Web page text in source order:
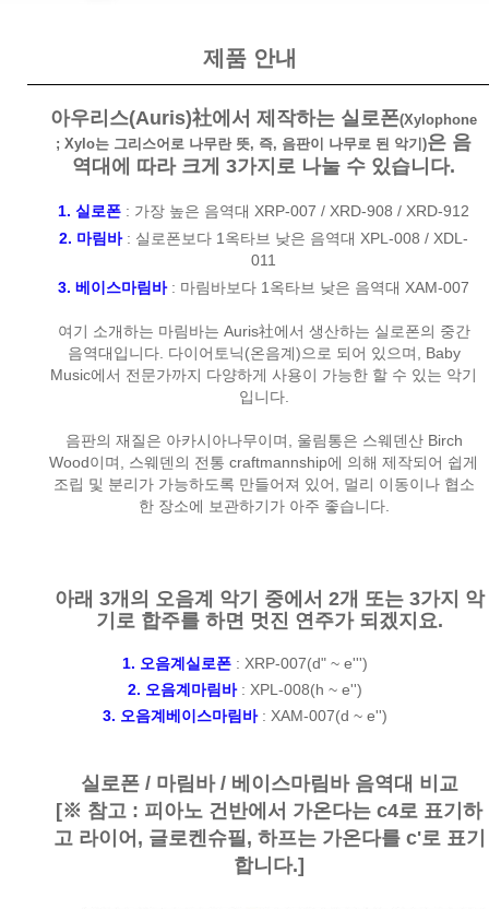
제품 안내
아우리스(Auris)社에서 제작하는 실로폰(Xylophone
; Xylo는 그리스어로 나무란 뜻, 즉, 음판이 나무로 된 악기)은 음
역대에 따라 크게 3가지로 나눌 수 있습니다.
1. 실로폰 : 가장 높은 음역대 XRP-007 / XRD-908 / XRD-912
2. 마림바: 실로폰보다 1옥타브 낮은 음역대 XPL-008 / XDL-
011
3. 베이스마림바: 마림바보다 1옥타브 낮은 음역대 XAM-007
여기 소개하는 마림바는 Auris社에서 생산하는 실로폰의 중간
음역대입니다. 다이어토닉(온음계)으로 되어 있으며, Baby
Music에서 전문가까지 다양하게 사용이 가능한 할 수 있는 악기
입니다.
음판의 재질은 아카시아나무이며, 울림통은 스웨덴산 Birch
Wood이며, 스웨덴의 전통 craftmannship에 의해 제작되어 쉽게
조립 및 분리가 가능하도록 만들어져 있어, 멀리 이동이나 협소
한 장소에 보관하기가 아주 좋습니다.
아래 3개의 오음계 악기 중에서 2개 또는 3가지 악
기로 합주를 하면 멋진 연주가 되겠지요.
1. 오음계실로폰: XRP-007(d" ~ e''')
2. 오음계마림바: XPL-008(h ~ e'')
3. 오음계베이스마림바: XAM-007(d ~ e'')
실로폰 / 마림바 / 베이스마림바 음역대 비교
[※ 참고 : 피아노 건반에서 가온다는 c4로 표기하
고 라이어, 글로켄슈필, 하프는 가온다를 c'로 표기
합니다.]